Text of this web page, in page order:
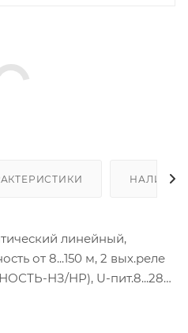
НАЛИЧИЕ
линейный,
от 8...150 м, 2 вых.реле
НЗ/НР), U-пит.8...28В,